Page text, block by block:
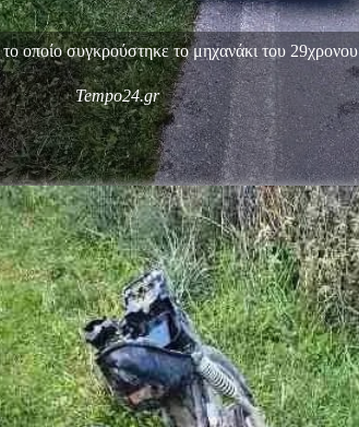
οποίο συγκρούστηκε το μηχανάκι του 29χρονου
Tempo24.gr